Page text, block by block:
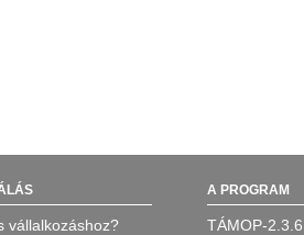
vállalkozáshoz?
A PROGRAM
TÁMOP-